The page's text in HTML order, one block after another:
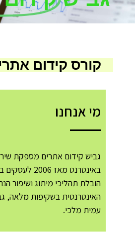
קורס קידום
מי אנחנו
גביש קידום אתרים מספקת
באינטרנט מאז 2006 לעסקים בישראל ובעולם.
הובלת תהליכי מיתוג ושיפור
האינטרנטית בשקיפות מלאה,
עמית מלכי.